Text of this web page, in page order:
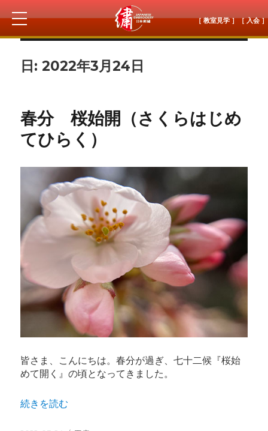
［ 教室見学 ］［ 入会 ］
日:2022年3月24日
春分 桜始開（さくらはじめ
てひらく）
皆さま、こんにちは。春分が過ぎ、七十二候『桜始
めて開く』の頃となってきました。
“春分 桜始開（さくらはじめてひらく）” の
続きを読む